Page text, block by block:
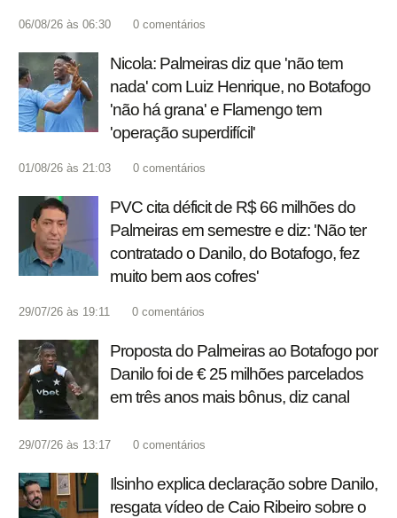
06/08/26 às 06:30 0 comentários
Nicola: Palmeiras diz que 'não tem
nada' com Luiz Henrique, no Botafogo
'não há grana' e Flamengo tem
'operação superdifícil'
01/08/26 às 21:03 0 comentários
PVC cita déficit de R$ 66 milhões do
Palmeiras em semestre e diz: 'Não ter
contratado o Danilo, do Botafogo, fez
muito bem aos cofres'
29/07/26 às 19:11 0 comentários
Proposta do Palmeiras ao Botafogo por
Danilo foi de € 25 milhões parcelados
em três anos mais bônus, diz canal
29/07/26 às 13:17 0 comentários
Ilsinho explica declaração sobre Danilo,
resgata vídeo de Caio Ribeiro sobre o